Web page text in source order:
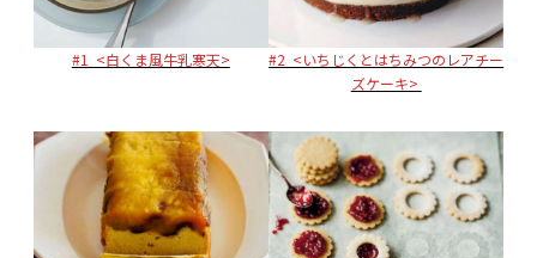
#1 <白くま風牛乳寒天>
#2 <いちじくとはちみつのレアチー
ズケーキ>